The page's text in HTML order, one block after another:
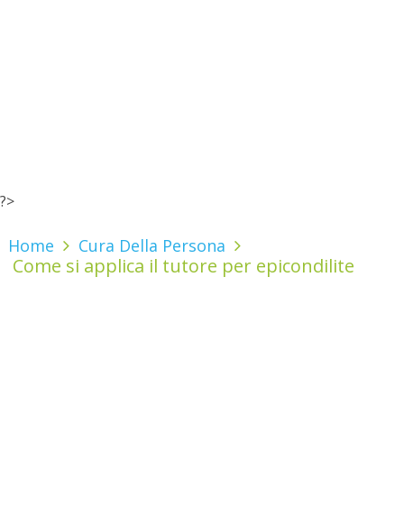
?>
Home Cura Della Persona
Come si applica il tutore per epicondilite